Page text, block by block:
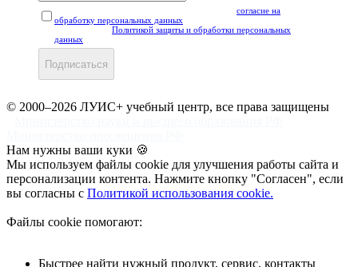
согласие на
обработку персональных данных
Политикой защиты и обработки персональных
данных
Подписаться
© 2000–2026 ЛУИС+ учебный центр, все права защищены
Нам нужны ваши куки 🍪
Мы используем файлы cookie для улучшения работы сайта и
персонализации контента. Нажмите кнопку "Согласен", если
вы согласны с Политикой использования cookie.
Файлы cookie помогают:
Быстрее найти нужный продукт, сервис, контакты